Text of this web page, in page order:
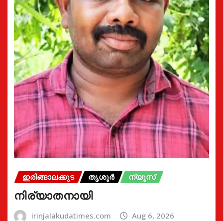
ഇരിങ്ങാലക്കുട തൃശൂർ ന്യൂസ്
നിര്യാതനായി
irinjalakudatimes.com Aug 6, 2026